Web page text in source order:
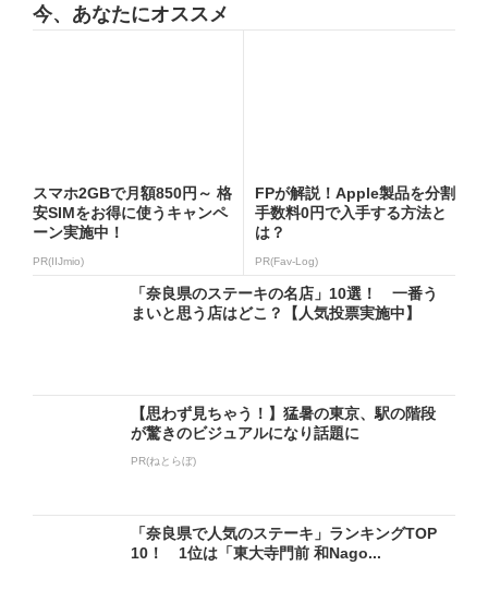
今、あなたにオススメ
スマホ2GBで月額850円～ 格
安SIMをお得に使うキャンペ
ーン実施中！
PR(IIJmio)
FPが解説！Apple製品を分割
手数料0円で入手する方法と
は？
PR(Fav-Log)
「奈良県のステーキの名店」10選！ 一番う
まいと思う店はどこ？【人気投票実施中】
【思わず見ちゃう！】猛暑の東京、駅の階段
が驚きのビジュアルになり話題に
PR(ねとらぼ)
「奈良県で人気のステーキ」ランキングTOP
10！ 1位は「東大寺門前 和Nago...